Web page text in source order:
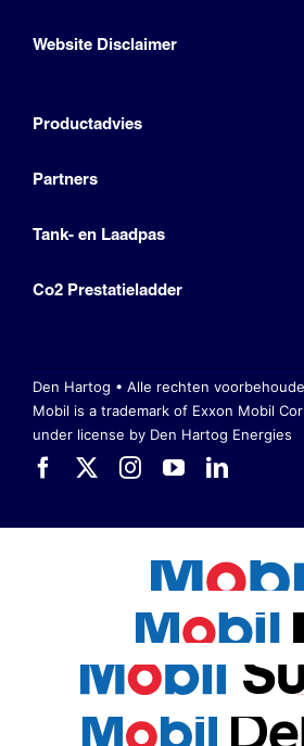
Website Disclaimer
Productadvies
Partners
Tank- en Laadpas
Co2 Prestatieladder
Den Hartog • Alle rechten
Mobil is a trademark of Exxon Mobil
under license by Den Hartog Energies